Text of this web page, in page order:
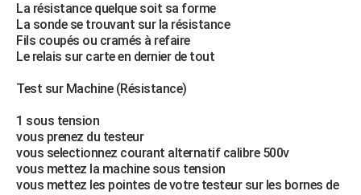
La résistance quelque soit sa forme
La sonde se trouvant sur la résistance
Fils coupés ou cramés à refaire
Le relais sur carte en dernier de tout
Test sur Machine (Résistance)
1 sous tension
vous prenez du testeur
vous selectionnez courant alternatif calibre 500v
vous mettez la machine sous tension
vous mettez les pointes de votre testeur sur les bornes de